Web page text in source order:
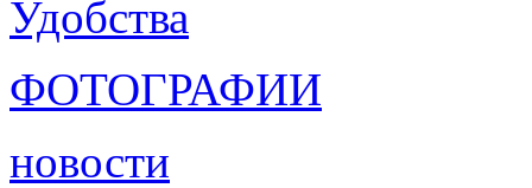
Удобства
ФОТОГРАФИИ
новости